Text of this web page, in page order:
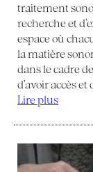
traitement
recherche et
espace où
la matière
dans le cadre
d’avoir accès
Lire plus